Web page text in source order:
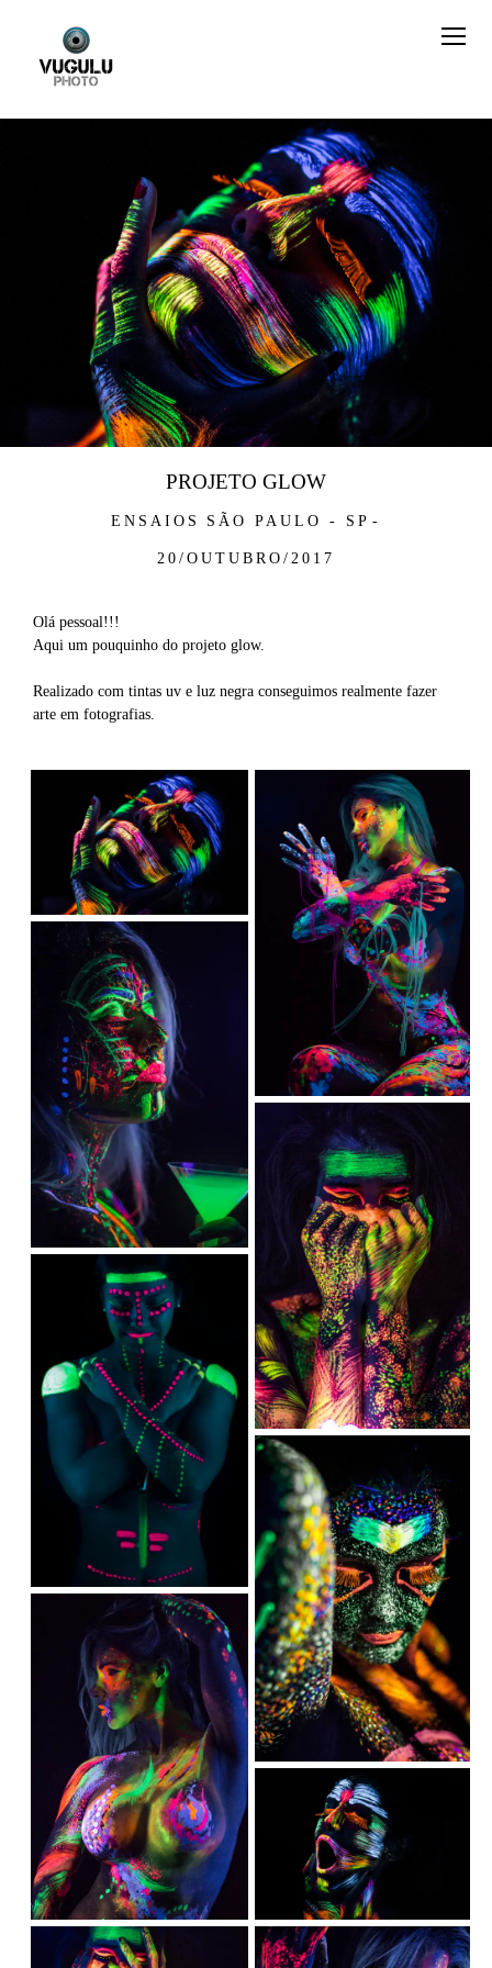
ENSAIOS SÃO PAULO - SP
20/OUTUBRO/2017
PROJETO GLOW
Olá pessoal!!!
Aqui um pouquinho do projeto glow.
Realizado com tintas uv e luz negra conseguimos realmente fazer
arte em fotografias.